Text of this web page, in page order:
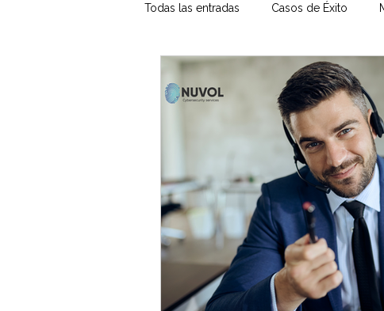
Todas las entradas Casos de Éxito
Capacitación Seguridad Informática
Soluciones Ciberseguridad
Certificacion ISO 27001:2013
Combate IA con IA Nuvol